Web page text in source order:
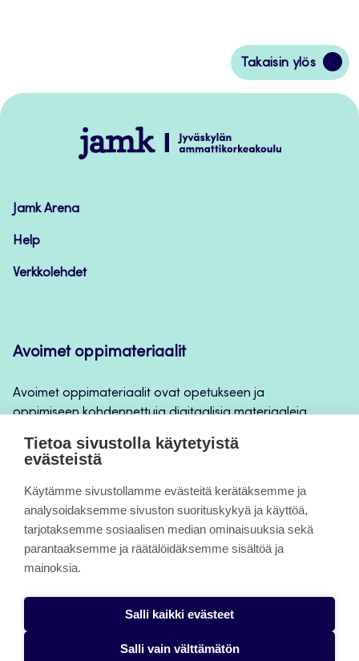
Takaisin ylös
Siirry
takaisin
Jamk
–
Jamk Arena
Help
Verkkolehdet
Avoimet oppimateriaalit
Avoimet oppimateriaalit ovat opetukseen ja
oppimiseen kohdennettuja digitaalisia materiaaleja,
opintojaksototeutuksilla, jatkuvan oppimisen ja
Tietoa sivuista
Evästeet
Saavutettavuusseloste
Tietosuojaseloste
Tietoa sivustolla käytetyistä
evästeistä
Käytämme sivustollamme evästeitä kerätäksemme ja
analysoidaksemme sivuston suorituskykyä ja käyttöä,
tarjotaksemme sosiaalisen median ominaisuuksia sekä
parantaaksemme ja räätälöidäksemme sisältöä ja
mainoksia.
Salli kaikki evästeet
Salli vain välttämätön